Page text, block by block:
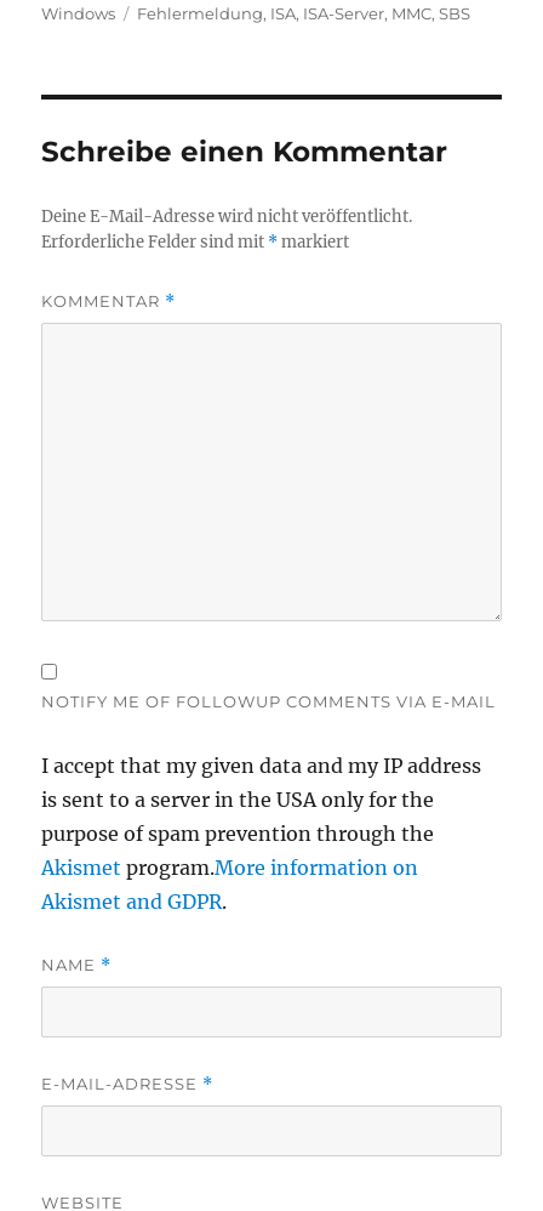
am
Windows
Schlagwörter
Fehlermeldung, ISA, ISA-Server, MMC,SBS
Schreibe einen Kommentar
Deine E-Mail-Adresse wird nicht veröffentlicht.
Erforderliche Felder sind mit *markiert
KOMMENTAR *
NOTIFY ME OF FOLLOWUP COMMENTS VIA E-MAIL
I accept that my given data and my IP address
is sent to a server in the USA only for the
purpose of spam prevention through the
Akismet program.More information on
Akismet and GDPR.
NAME *
E-MAIL-ADRESSE *
WEBSITE